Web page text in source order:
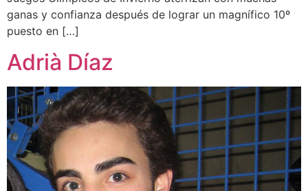
ganas y confianza después de lograr un magnífico 10º
puesto en […]
Adrià Díaz